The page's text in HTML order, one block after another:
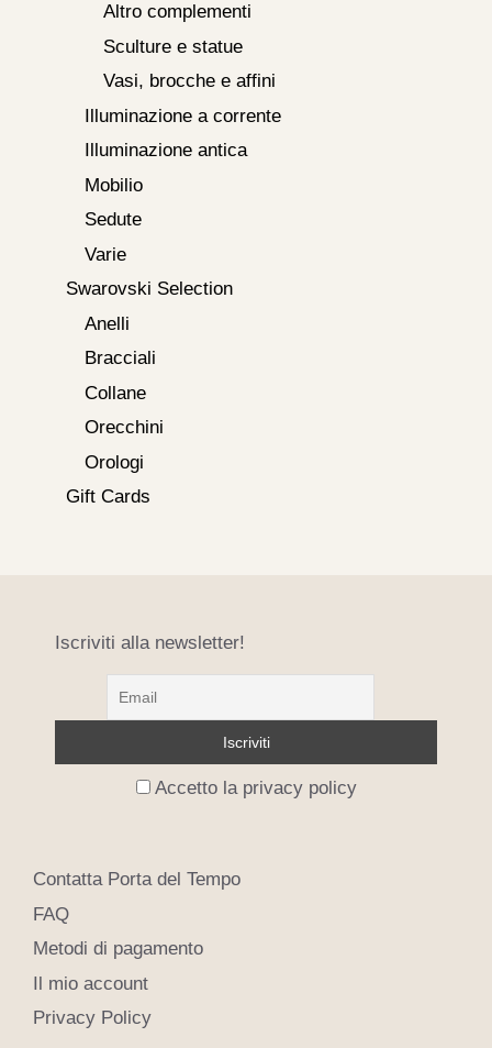
Altro complementi
Sculture e statue
Vasi, brocche e affini
Illuminazione a corrente
Illuminazione antica
Mobilio
Sedute
Varie
Swarovski Selection
Anelli
Bracciali
Collane
Orecchini
Orologi
Gift Cards
Iscriviti alla newsletter!
Accetto la privacy policy
Contatta Porta del Tempo
FAQ
Metodi di pagamento
Il mio account
Privacy Policy